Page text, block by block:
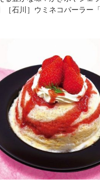
［石川］ウミネコパーラー